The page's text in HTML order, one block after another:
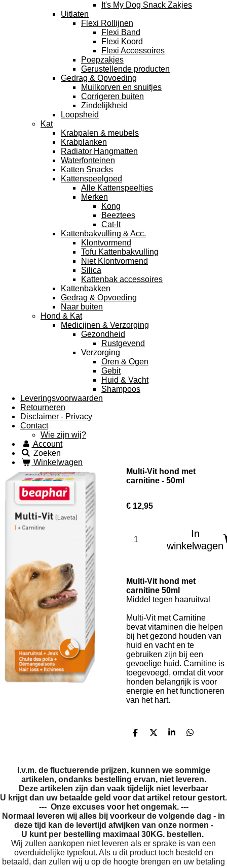
It's My Dog Snack Zakjes
Uitlaten
Flexi Rollijnen
Flexi Band
Flexi Koord
Flexi Accessoires
Poepzakjes
Gerustellende producten
Gedrag & Opvoeding
Muilkorven en snuitjes
Corrigeren buiten
Zindelijkheid
Loopsheid
Kat
Krabpalen & meubels
Krabplanken
Radiator Hangmatten
Waterfonteinen
Katten Snacks
Kattenspeelgoed
Alle Kattenspeeltjes
Merken
Kong
Beeztees
Cat-It
Kattenbakvulling & Acc.
Klontvormend
Tofu Kattenbakvulling
Niet Klontvormend
Silica
Kattenbak accessoires
Kattenbakken
Gedrag & Opvoeding
Naar buiten
Hond & Kat
Medicijnen & Verzorging
Gezondheid
Rustgevend
Verzorging
Oren & Ogen
Gebit
Huid & Vacht
Shampoos
Leveringsvoorwaarden
Retourneren
Disclaimer - Privacy
Contact
Wie zijn wij?
Account
Zoeken
Winkelwagen
Multi-Vit hond met
carnitine - 50ml
€ 12,95
In
winkelwagen
Multi-Vit hond met
carnitine 50ml
Middel tegen haaruitval
Multi-Vit met Carnitine
bevat vitaminen die helpen
bij het gezond houden van
huid en vacht en te
gebruiken zijn bij een
gevoelige huid. Carnitine is
toegevoegd, omdat dit voor
honden belangrijk is voor
energie en het functioneren
van het hart.
D
n
D
S
e
D
n
I.v.m. de fluctuerende prijzen, kunnen we sommige
artikelen, ondanks bestelling ervan, niet leveren.
Deze artikelen zijn dan vaak tijdelijk niet leverbaar
U krijgt dan uw betaalde geld voor dat artikel retour gestort.
--- Onze excuses voor het ongemak. ---
Normaal leveren wij alles bij voorkeur de volgende dag - in
deze tijd kan de levertijd afwijken van onze normen -
U kunt per bestelling maximaal 30KG. bestellen.
Wij zullen aankopen niet leveren als er sprake is van een
overduidelijke typefout. Als u dit product toch besteld en
betaald, dan zullen wij u op de hoogte brengen en uw betaling